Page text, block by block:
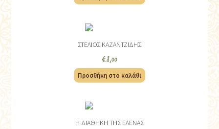
ΣΤΕΛΙΟΣ ΚΑΖΑΝΤΖΙΔΗΣ
€8,00
Προσθήκη στο καλάθι
Η ΔΙΑΘΗΚΗ ΤΗΣ ΕΛΕΝΑΣ